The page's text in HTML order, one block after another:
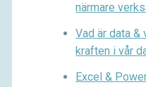
närmare
Vad är data &
kraften i vår
Excel &